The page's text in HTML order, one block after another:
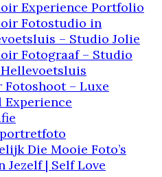
Experience Portfolio
Fotostudio in
– Studio Jolie
Fotograaf – Studio
– Luxe
Die Mooie Foto’s
Jezelf | Self Love